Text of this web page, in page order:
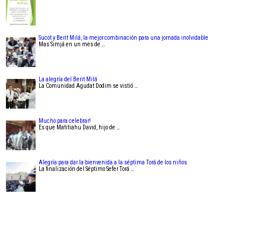
Sucot y Berit Milá, la mejor combinación para una jornada inolvidable
Mas Simjá en un mes de …
La alegría del Berit Milá
La Comunidad Agudat Dodim se vistió …
Mucho para celebrar!
Es que Matitiahu David, hijo de …
Alegría para dar la bienvenida a la séptima Torá de los niños
La finalización del Séptimo Sefer Torá …